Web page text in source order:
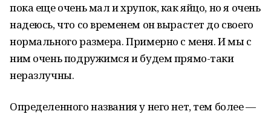
пока еще очень мал и хрупок, как яйцо, но я очень
надеюсь, что со временем он вырастет до своего
нормального размера. Примерно с меня. И мы с
ним очень подружимся и будем прямо-таки
неразлучны.
Определенного названия у него нет, тем более —